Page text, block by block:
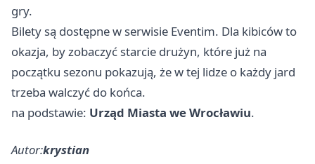
gry.
Bilety są dostępne w serwisie Eventim. Dla kibiców to
okazja, by zobaczyć starcie drużyn, które już na
początku sezonu pokazują, że w tej lidze o każdy jard
trzeba walczyć do końca.
na podstawie: Urząd Miasta we Wrocławiu.
Autor:krystian